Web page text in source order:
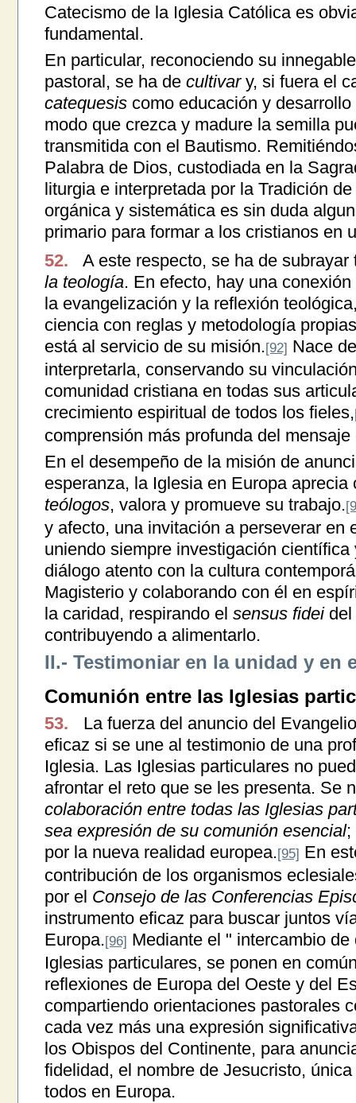
Catecismo de la Iglesia Católica es
fundamental.
En particular, reconociendo su
pastoral, se ha de cultivary, si fuera el
catequesiscomo educación y
modo que crezca y madure la semilla
transmitida con el Bautismo.
Palabra de Dios, custodiada en la
liturgia e interpretada por la Tradición
orgánica y sistemática es sin duda
primario para formar a los cristianos en
52.
A este respecto, se ha de
la teología. En efecto, hay una
la evangelización y la reflexión
ciencia con reglas y metodología
está al servicio de su misión.[92] Nace
interpretarla, conservando su
comunidad cristiana en todas sus
crecimiento espiritual de todos los fieles,
comprensión más profunda del mensaje
En el desempeño de la misión de
esperanza, la Iglesia en Europa
teólogos, valora y promueve su trabajo.
y afecto, una invitación a perseverar en
uniendo siempre investigación
diálogo atento con la cultura
Magisterio y colaborando con él en
la caridad, respirando el sensus fideidel
contribuyendo a alimentarlo.
II.- Testimoniar en la unidad y en
Comunión entre las Iglesias
53.
La fuerza del anuncio del
eficaz si se une al testimonio de una
Iglesia. Las Iglesias particulares no
afrontar el reto que se les presenta. Se
colaboración entre todas las Iglesias
sea expresión de su comunión esencial;
por la nueva realidad europea.[95] En
contribución de los organismos
por el Consejo de las Conferencias
instrumento eficaz para buscar juntos
Europa.[96] Mediante el " intercambio
Iglesias particulares, se ponen en
reflexiones de Europa del Oeste y del
compartiendo orientaciones pastorales
cada vez más una expresión
los Obispos del Continente, para
fidelidad, el nombre de Jesucristo,
todos en Europa.